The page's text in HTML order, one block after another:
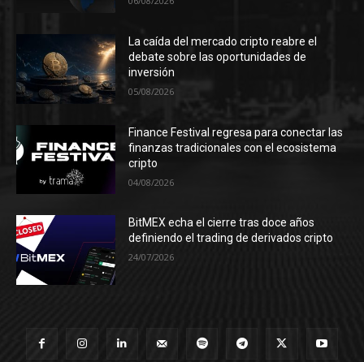
La caída del mercado cripto reabre el
debate sobre las oportunidades de
inversión
05/08/2026
Finance Festival regresa para conectar las
finanzas tradicionales con el ecosistema
cripto
04/08/2026
BitMEX echa el cierre tras doce años
definiendo el trading de derivados cripto
24/07/2026